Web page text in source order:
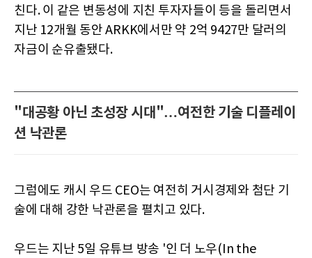
친다. 이 같은 변동성에 지친 투자자들이 등을 돌리면서
지난 12개월 동안 ARKK에서만 약 2억 9427만 달러의
자금이 순유출됐다.
"대공황 아닌 초성장 시대"…여전한 기술 디플레이
션 낙관론
그럼에도 캐시 우드 CEO는 여전히 거시경제와 첨단 기
술에 대해 강한 낙관론을 펼치고 있다.
우드는 지난 5일 유튜브 방송 '인 더 노우(In the